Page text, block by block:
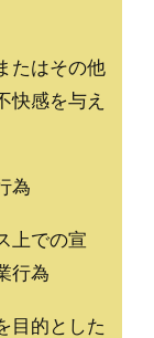
たはその他
快感を与え
為
上での宣
行為
目的とした